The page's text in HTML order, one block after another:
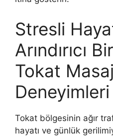
Stresli
Arındırıcı
Tokat
Deneyimleri
Tokat bölgesinin ağır
hayatı ve günlük